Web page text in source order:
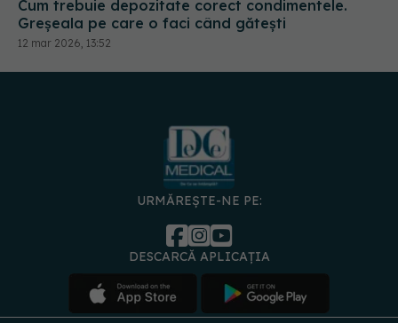
URMĂREȘTE-NE PE:
DESCARCĂ APLICAȚIA
Politica de
Gestionați
Contact